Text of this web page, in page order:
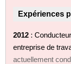
Expériences
2012 :
entreprise de
actuellement